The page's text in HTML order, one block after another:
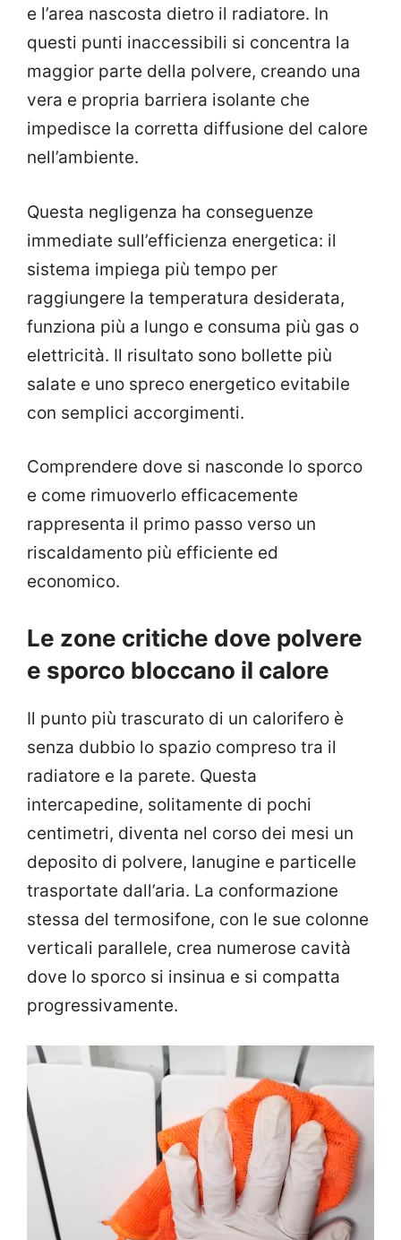
e l’area nascosta dietro il radiatore. In
questi punti inaccessibili si concentra la
maggior parte della polvere, creando una
vera e propria barriera isolante che
impedisce la corretta diffusione del calore
nell’ambiente.
Questa negligenza ha conseguenze
immediate sull’efficienza energetica: il
sistema impiega più tempo per
raggiungere la temperatura desiderata,
funziona più a lungo e consuma più gas o
elettricità. Il risultato sono bollette più
salate e uno spreco energetico evitabile
con semplici accorgimenti.
Comprendere dove si nasconde lo sporco
e come rimuoverlo efficacemente
rappresenta il primo passo verso un
riscaldamento più efficiente ed
economico.
Le zone critiche dove polvere
e sporco bloccano il calore
Il punto più trascurato di un calorifero è
senza dubbio lo spazio compreso tra il
radiatore e la parete. Questa
intercapedine, solitamente di pochi
centimetri, diventa nel corso dei mesi un
deposito di polvere, lanugine e particelle
trasportate dall’aria. La conformazione
stessa del termosifone, con le sue colonne
verticali parallele, crea numerose cavità
dove lo sporco si insinua e si compatta
progressivamente.